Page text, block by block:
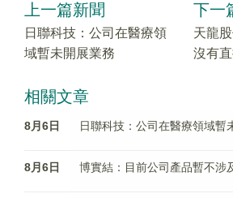
上一篇新聞
日聯科技：公司在醫療領
域暫未開展業務
下一
天龍
沒有
相關文章
8月6日 日聯科技：公司在醫療領域暫
8月6日 博實結：目前公司產品暫不涉